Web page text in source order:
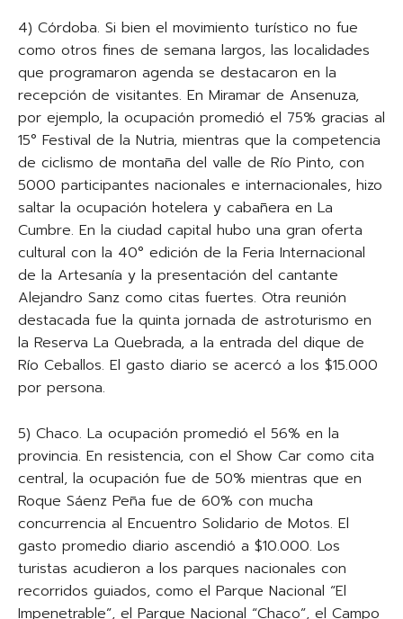
4) Córdoba. Si bien el movimiento turístico no fue
como otros fines de semana largos, las localidades
que programaron agenda se destacaron en la
recepción de visitantes. En Miramar de Ansenuza,
por ejemplo, la ocupación promedió el 75% gracias al
15° Festival de la Nutria, mientras que la competencia
de ciclismo de montaña del valle de Río Pinto, con
5000 participantes nacionales e internacionales, hizo
saltar la ocupación hotelera y cabañera en La
Cumbre. En la ciudad capital hubo una gran oferta
cultural con la 40° edición de la Feria Internacional
de la Artesanía y la presentación del cantante
Alejandro Sanz como citas fuertes. Otra reunión
destacada fue la quinta jornada de astroturismo en
la Reserva La Quebrada, a la entrada del dique de
Río Ceballos. El gasto diario se acercó a los $15.000
por persona.
5) Chaco. La ocupación promedió el 56% en la
provincia. En resistencia, con el Show Car como cita
central, la ocupación fue de 50% mientras que en
Roque Sáenz Peña fue de 60% con mucha
concurrencia al Encuentro Solidario de Motos. El
gasto promedio diario ascendió a $10.000. Los
turistas acudieron a los parques nacionales con
recorridos guiados, como el Parque Nacional “El
Impenetrable”, el Parque Nacional “Chaco”, el Campo